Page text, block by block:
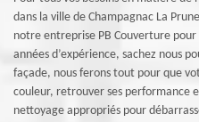
dans la ville de Champagnac La
notre entreprise PB Couverture pour
années d’expérience, sachez nous
façade, nous ferons tout pour que
couleur, retrouver ses performance
nettoyage appropriés pour